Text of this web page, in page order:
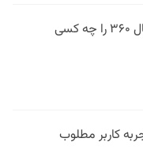
فیلتر در وقت اضافه؛ فوتبال ۳۶۰ را چه کسی
کاربر مطلوب